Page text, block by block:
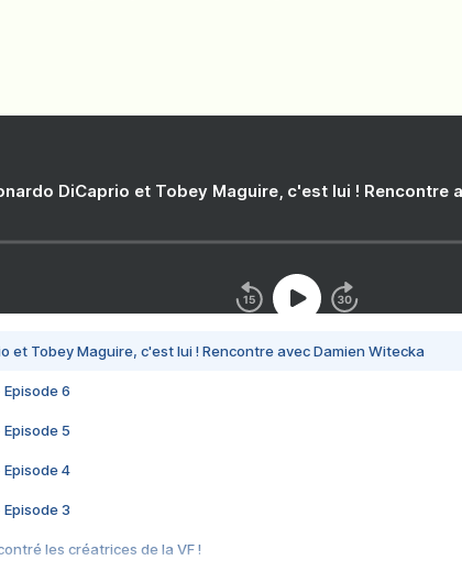
DiCaprio et Tobey Maguire, c'est lui ! Rencontre
et Tobey Maguire, c'est lui ! Rencontre avec Damien Witecka
6
5
4
3
les créatrices de la VF !